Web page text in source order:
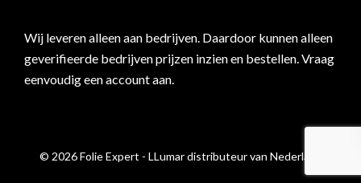
Wij leveren alleen aan bedrijven. Daardoor kunnen alleen
geverifieerde bedrijven prijzen inzien en bestellen. Vraag
eenvoudig een account aan
© 2026 Folie Expert - LLumar distributeur van Nederland